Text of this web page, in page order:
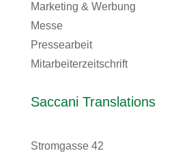
Marketing & Werbung
Messe
Pressearbeit
Mitarbeiterzeitschrift
Saccani Translations
Stromgasse 42